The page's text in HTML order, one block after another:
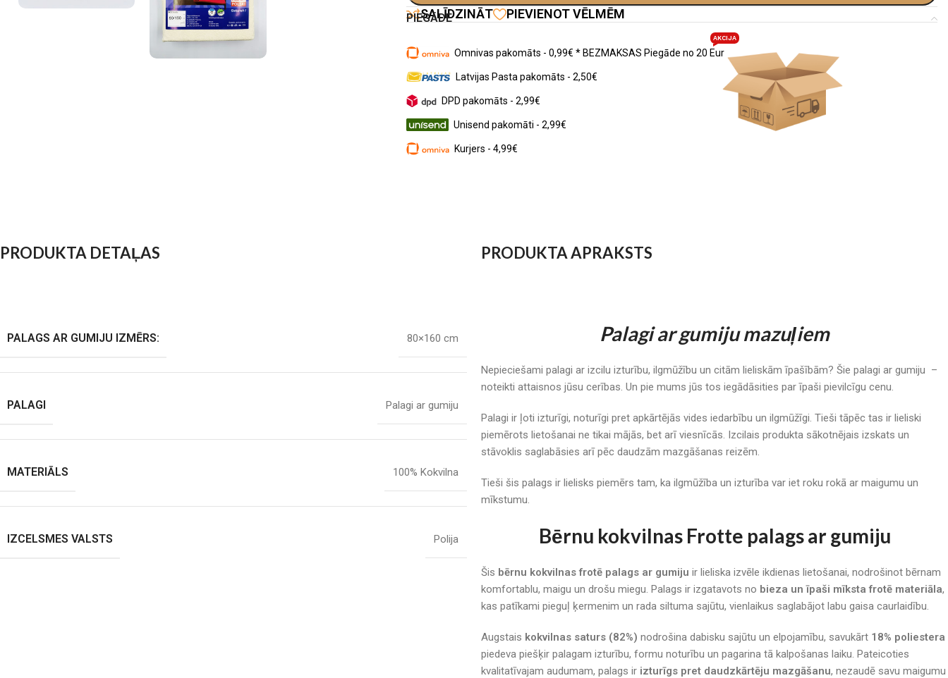
SALĪDZINĀT PIEVIENOT VĒLMĒM
PIEGĀDE
Omnivas pakomāts - 0,99€ * BEZMAKSAS Piegāde no 20 Eur
AKCIJA
Latvijas Pasta pakomāts - 2,50€
DPD pakomāts - 2,99€
Unisend pakomāti - 2,99€
Kurjers - 4,99€
PRODUKTA DETAĻAS
PALAGS AR GUMIJU IZMĒRS: 80×160 cm
PALAGI Palagi ar gumiju
MATERIĀLS 100% Kokvilna
IZCELSMES VALSTS Polija
PRODUKTA APRAKSTS
Palagi ar gumiju mazuļiem
Nepieciešami palagi ar izcilu izturību, ilgmūžību un citām lieliskām īpašībām? Šie palagi ar gumiju –
noteikti attaisnos jūsu cerības. Un pie mums jūs tos iegādāsities par īpaši pievilcīgu cenu.
Palagi ir ļoti izturīgi, noturīgi pret apkārtējās vides iedarbību un ilgmūžīgi. Tieši tāpēc tas ir lieliski
piemērots lietošanai ne tikai mājās, bet arī viesnīcās. Izcilais produkta sākotnējais izskats un
stāvoklis saglabāsies arī pēc daudzām mazgāšanas reizēm.
Tieši šis palags ir lielisks piemērs tam, ka ilgmūžība un izturība var iet roku rokā ar maigumu un
mīkstumu.
Bērnu kokvilnas Frotte palags ar gumiju
Šis bērnu kokvilnas frotē palags ar gumiju ir lieliska izvēle ikdienas lietošanai, nodrošinot bērnam
komfortablu, maigu un drošu miegu. Palags ir izgatavots no bieza un īpaši mīksta frotē materiāla,
kas patīkami pieguļ ķermenim un rada siltuma sajūtu, vienlaikus saglabājot labu gaisa caurlaidību.
Augstais kokvilnas saturs (82%) nodrošina dabisku sajūtu un elpojamību, savukārt 18% poliestera
piedeva piešķir palagam izturību, formu noturību un pagarina tā kalpošanas laiku. Pateicoties
kvalitatīvajam audumam, palags ir izturīgs pret daudzkārtēju mazgāšanu, nezaudē savu maigumu